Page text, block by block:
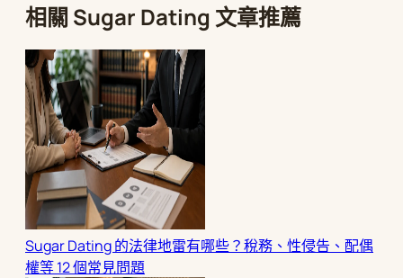
相關 Sugar Dating 文章推薦
Sugar Dating 的法律地雷有哪些？稅務、性侵告、配偶
權等 12 個常見問題